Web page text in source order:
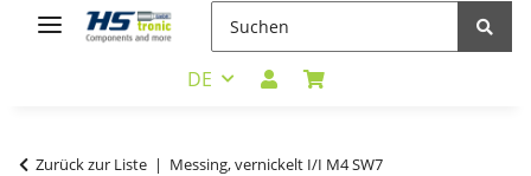
DE
Zurück zur Liste Messing, vernickelt I/I M4 SW7